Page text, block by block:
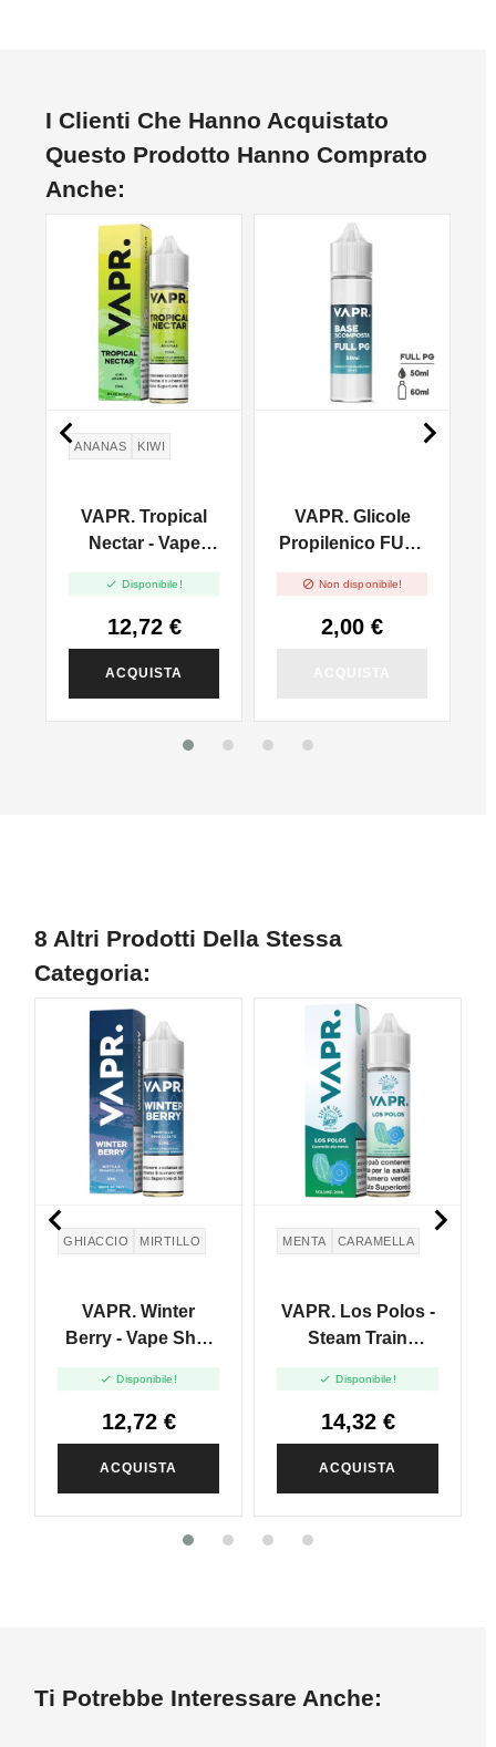
I Clienti Che Hanno Acquistato
Questo Prodotto Hanno Comprato
Anche:
ANANAS KIWI
VAPR. Tropical
Nectar - Vape
 Disponibile!
12,72 €
ACQUISTA
VAPR. Glicole
Propilenico FULL
 Non disponibile!
2,00 €
NON DISPONIBILE
 
8 Altri Prodotti Della Stessa
Categoria:
GHIACCIO MIRTILLO
VAPR. Winter
Berry - Vape Shot
 Disponibile!
12,72 €
ACQUISTA
MENTA CARAMELLA
VAPR. Los Polos -
Steam Train
20ml
 Disponibile!
14,32 €
ACQUISTA
 
Ti Potrebbe Interessare Anche: